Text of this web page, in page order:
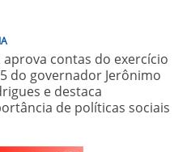
aprova contas do exercício
do governador Jerônimo
e destaca
de políticas sociais